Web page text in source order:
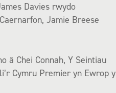
Davies rwydo
Jamie Breese
â Chei Connah, Y Seintiau
Cymru Premier yn Ewrop y